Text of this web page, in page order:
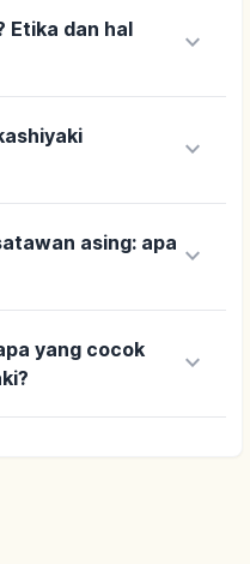
Etika dan hal
keyboard_arrow_down
keyboard_arrow_down
asing: apa keyboard_arrow_down
yang cocok
keyboard_arrow_down